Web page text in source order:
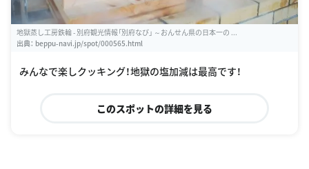
地獄蒸し工房鉄輪 - 別府観光情報「別府なび」 ～おんせん県の日本一の ...
出典： beppu-navi.jp/spot/000565.html
みんなで楽しクッキング！地獄の塩加減は最高です！
このスポットの詳細を見る